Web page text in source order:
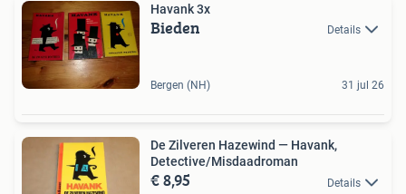
Havank 3x
Bieden Details
Bergen (NH) 31 jul 26
De Zilveren Hazewind — Havank,
Detective/Misdaadroman
€ 8,95 Details